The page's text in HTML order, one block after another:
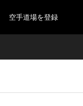
空手道場を登録